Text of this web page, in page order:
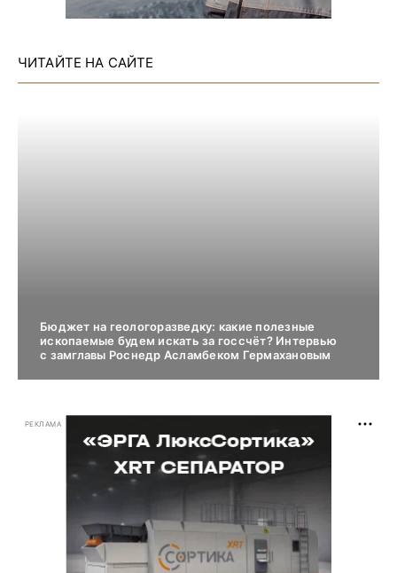
ЧИТАЙТЕ НА САЙТЕ
Бюджет на геологоразведку: какие полезные
ископаемые будем искать за госсчёт? Интервью
с замглавы Роснедр Асламбеком Гермахановым
РЕКЛАМА